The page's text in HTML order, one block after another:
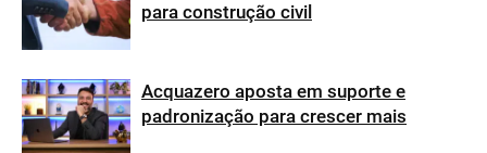
para construção civil
Acquazero aposta em suporte e
padronização para crescer mais